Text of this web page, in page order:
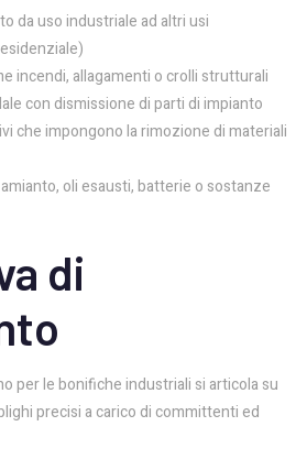
da uso industriale ad altri usi
incendi, allagamenti o crolli strutturali
con dismissione di parti di impianto
che impongono la rimozione di materiali
oli esausti, batterie o sostanze
di
per le bonifiche industriali si articola su
precisi a carico di committenti ed